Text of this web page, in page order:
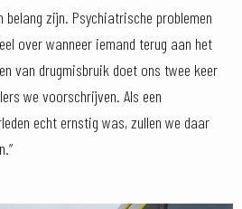
belang zijn. Psychiatrische problemen
over wanneer iemand terug aan het
van drugmisbruik doet ons twee keer
we voorschrijven. Als een
echt ernstig was, zullen we daar